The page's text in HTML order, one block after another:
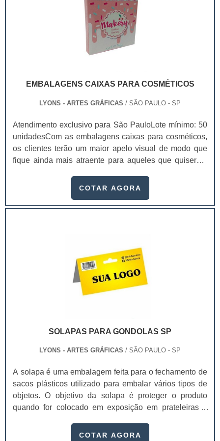
qualidade nos seus produtos..
EMBALAGENS CAIXAS PARA COSMÉTICOS
LYONS - ARTES GRÁFICAS / SÃO PAULO - SP
Atendimento exclusivo para São PauloLote mínimo: 50
unidadesCom as embalagens caixas para cosméticos,
os clientes terão um maior apelo visual de modo que
fique ainda mais atraente para aqueles que quiserem
clientes, as caixas para cosméticos são projetadas
divulgação dos mesmos.Segmentos que utilizam a
COTAR AGORA
SOLAPAS PARA GONDOLAS SP
LYONS - ARTES GRÁFICAS / SÃO PAULO - SP
A solapa é uma embalagem feita para o fechamento de
sacos plásticos utilizado para embalar vários tipos de
objetos. O objetivo da solapa é proteger o produto
quando for colocado em exposição em prateleiras e
usadas para produtos pequenos de peso baixo, onde
COTAR AGORA